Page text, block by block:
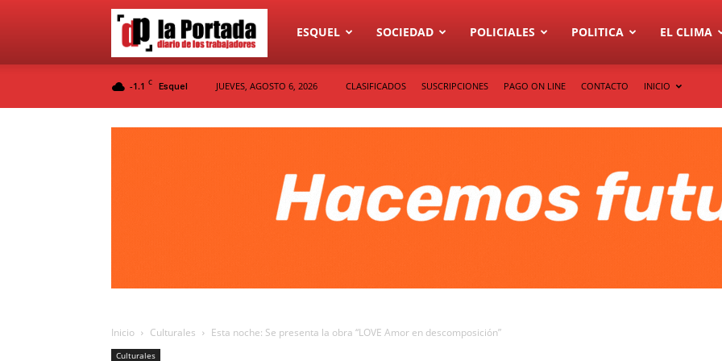
Diario
La
ESQUEL SOCIEDAD POLICIALES POLITICA EL CLIMA
-1.1 C Esquel JUEVES, AGOSTO 6, 2026 CLASIFICADOS SUSCRIPCIONES PAGO ON LINE CONTACTO INICIO
Inicio Culturales Esta noche: Se presenta la obra “LOVE Amor en descomposición”
Culturales